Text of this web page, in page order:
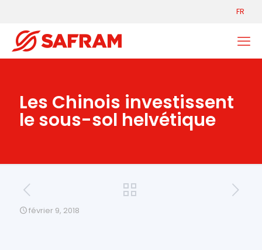
FR
Les Chinois investissent
le sous-sol helvétique
février 9, 2018